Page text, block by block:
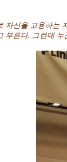
자신을 고용하는
부른다. 그런데 누